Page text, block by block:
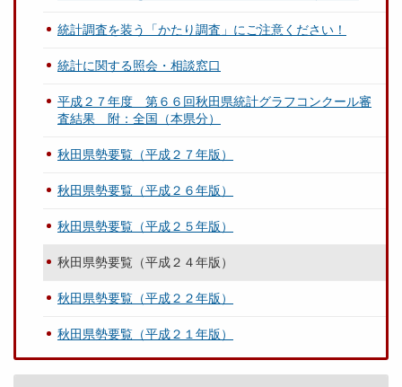
統計調査を装う「かたり調査」にご注意ください！
統計に関する照会・相談窓口
平成２７年度 第６６回秋田県統計グラフコンクール審
査結果 附：全国（本県分）
秋田県勢要覧（平成２７年版）
秋田県勢要覧（平成２６年版）
秋田県勢要覧（平成２５年版）
秋田県勢要覧（平成２４年版）
秋田県勢要覧（平成２２年版）
秋田県勢要覧（平成２１年版）